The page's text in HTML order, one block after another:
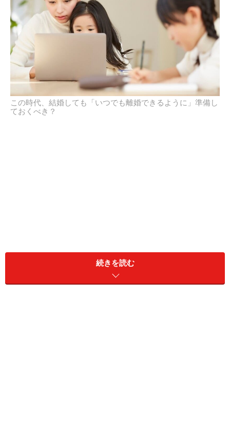
この時代、結婚しても「いつでも離婚できるように」準備し
ておくべき？
昭和の昔、ほとんどの女性は結婚すると専業主婦になっ
ていました。むしろ共働きの家庭は「夫の稼ぎが少ない
続きを読む